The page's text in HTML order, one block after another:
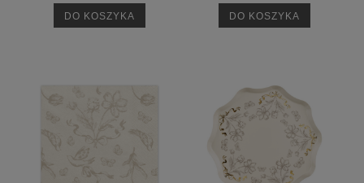
DO KOSZYKA DO KOSZYKA